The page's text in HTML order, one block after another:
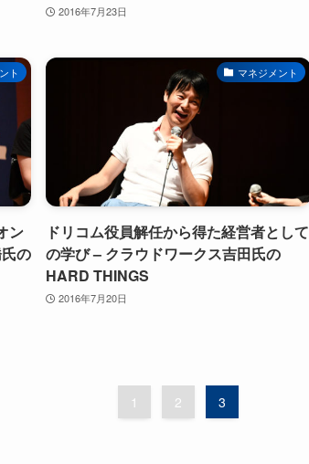
2016年7月23日
ト
ン
の
マネジメント
ドリコム役員解任から得た経営者として
の学び – クラウドワークス吉田氏の
HARD THINGS
2016年7月20日
1 2 3